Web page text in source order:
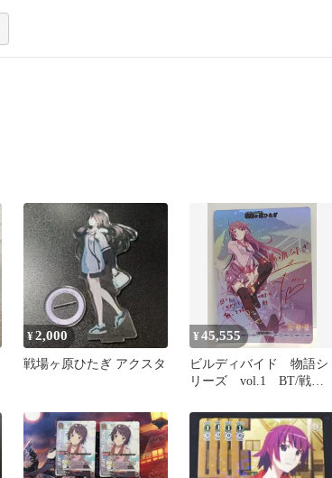
¥2,000
戦場ヶ原ひたぎ アクスタ
¥45,555
ビルディバイド 物語シ
リーズ vol.1 BT/戦場
会い